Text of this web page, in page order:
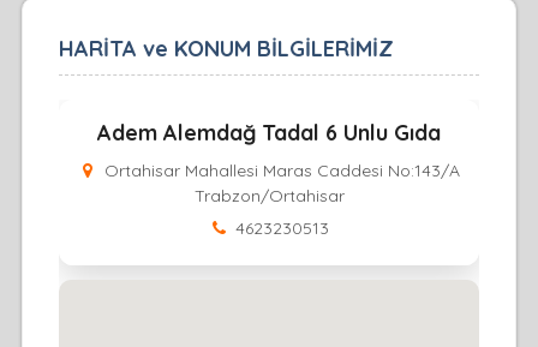
HARİTA ve KONUM BİLGİLERİMİZ
Adem Alemdağ Tadal 6 Unlu Gıda
Ortahisar Mahallesi Maras Caddesi No:143/A
Trabzon/Ortahisar
4623230513